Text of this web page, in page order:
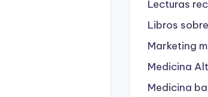
Lecturas
Libros
Marketing
Medicina
Medicina